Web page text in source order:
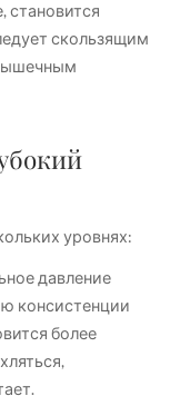
становится
скользящим
уровнях:
давление
консистенции
более